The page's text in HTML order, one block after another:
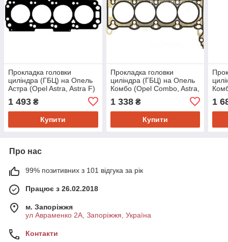
Прокладка головки
циліндра (ГБЦ) на Опель
Астра (Opel Astra, Astra F)
1 493 ₴
Купити
Прокладка головки
циліндра (ГБЦ) на Опель
Комбо (Opel Combo, Astra,
Reinz 613622500
1 338₴
Купити
1
Про нас
99% позитивних з 101 відгука за рік
Працює з 26.02.2018
м. Запоріжжя
ул Авраменко 2А, Запоріжжя, Україна
Контакти